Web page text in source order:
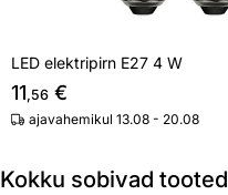
LED elektripirn E27 4 W
11,56 €
ajavahemikul 13.08 - 20.08
Kokku sobivad tooted